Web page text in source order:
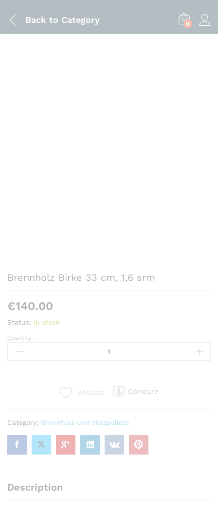
Back to Category 0
Brennholz Birke 33 cm, 1,6 srm
€140.00
Status: In stock
Brennholz
Birke
Quantity:
Wishlist Compare
Category: Brennholz und Holzpellets
Description